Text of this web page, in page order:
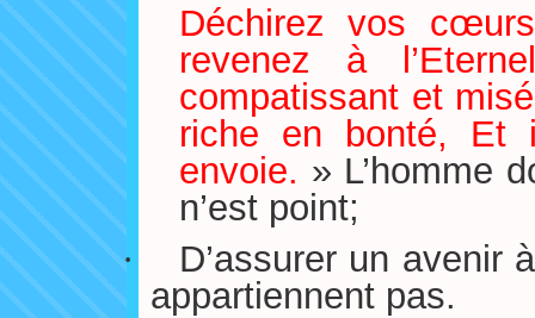
Déchirez vos
revenez à
compatissant et
riche en bonté, Et
envoie. » L’homme
n’est point;
·
D’assurer un avenir
appartiennent pas.